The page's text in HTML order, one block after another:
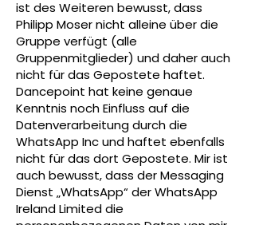
ist des Weiteren bewusst, dass
Philipp Moser nicht alleine über die
Gruppe verfügt (alle
Gruppenmitglieder) und daher auch
nicht für das Gepostete haftet.
Dancepoint hat keine genaue
Kenntnis noch Einfluss auf die
Datenverarbeitung durch die
WhatsApp Inc und haftet ebenfalls
nicht für das dort Gepostete. Mir ist
auch bewusst, dass der Messaging
Dienst „WhatsApp“ der WhatsApp
Ireland Limited die